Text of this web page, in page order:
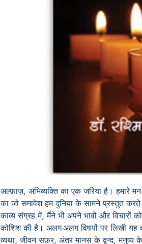
अल्फ़ाज़, अभिव्यक्ति का एक जरिया है। हमारे
का जो समावेश हम दुनिया के सामने प्रस्तुत
काव्य संग्रह में, मैंने भी अपने भावों और विचारों
कोशिश की है। अलग-अलग विषयों पर लिखी यह
व्यथा, जीवन सफ़र, अंतर मानस के द्वन्द, मनुष्य